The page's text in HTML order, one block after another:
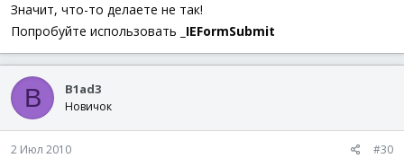
Значит, что-то делаете не так!
Попробуйте использовать
_IEFormSubmit
B B1ad3
Новичок
2 Июл 2010 #30